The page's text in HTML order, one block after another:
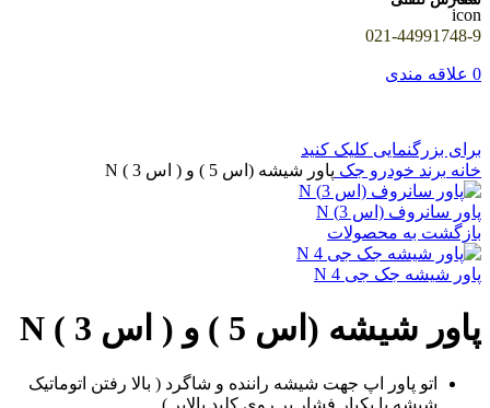
021-44991748-9
0 علاقه مندی
برای بزرگنمایی کلیک کنید
خانه برند خودرو جک پاور شیشه (اس 5 ) و ( اس 3 ) N
پاور سانروف (اس 3) N
بازگشت به محصولات
پاور شیشه جک جی 4 N
پاور شیشه (اس 5 ) و ( اس 3 ) N
اتو پاور اپ جهت شیشه راننده و شاگرد ( بالا رفتن اتوماتیک
شیشه با یکبار فشار بر روی کلید بالابر )